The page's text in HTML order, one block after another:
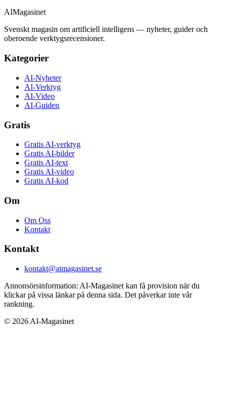
AIMagasinet
Svenskt magasin om artificiell intelligens — nyheter, guider och
oberoende verktygsrecensioner.
Kategorier
AI-Nyheter
AI-Verktyg
AI-Video
AI-Guiden
Gratis
Gratis AI-verktyg
Gratis AI-bilder
Gratis AI-text
Gratis AI-video
Gratis AI-kod
Om
Om Oss
Kontakt
Kontakt
kontakt@aimagasinet.se
Annonsörsinformation: AI-Magasinet kan få provision när du
klickar på vissa länkar på denna sida. Det påverkar inte vår
rankning.
© 2026 AI-Magasinet